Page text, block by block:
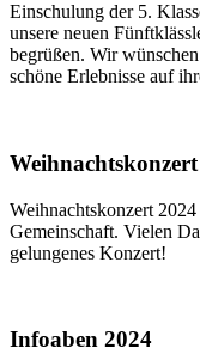
Einschulung der 5.
unsere neuen
begrüßen. Wir
schöne Erlebnisse auf
Weihnachtskonzert
Gemeinschaft. Vielen
gelungenes Konzert!
Infoaben 2024